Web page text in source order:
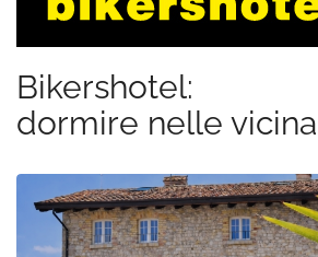
Bikershotel:
dormire nelle